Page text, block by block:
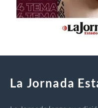
La Jornada